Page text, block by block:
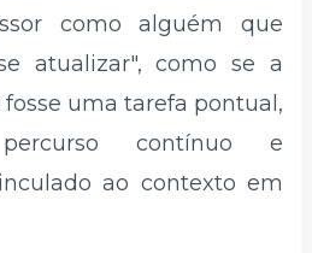
como alguém que
atualizar", como se a
uma tarefa pontual,
contínuo e
ao contexto em